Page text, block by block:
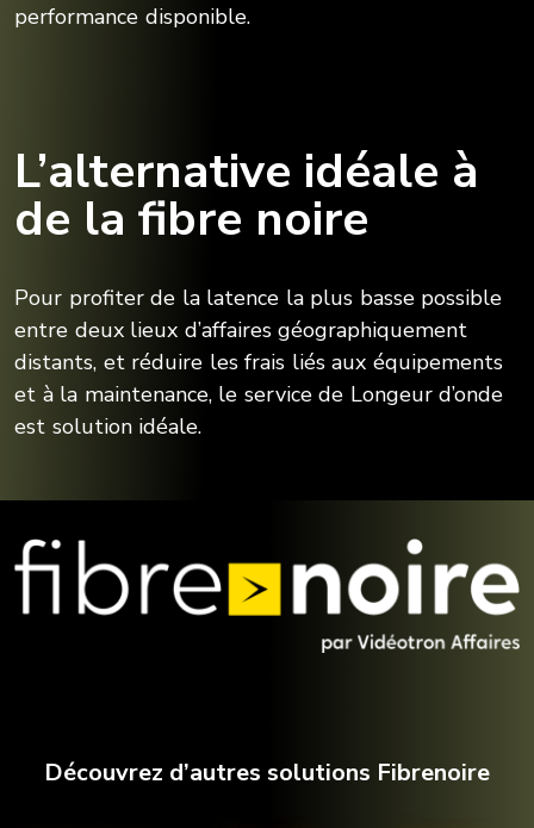
performance disponible.
L’alternative idéale à
de la fibre noire
Pour profiter de la latence la plus basse possible
entre deux lieux d’affaires géographiquement
distants, et réduire les frais liés aux équipements
et à la maintenance, le service de Longeur d’onde
est solution idéale.
Découvrez d’autres solutions Fibrenoire